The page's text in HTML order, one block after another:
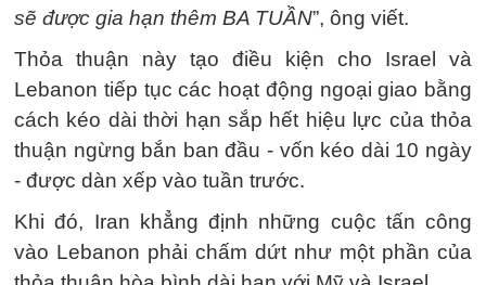
sẽ được gia hạn thêm BA TUẦN”, ông viết.
Thỏa thuận này tạo điều kiện cho Israel và
Lebanon tiếp tục các hoạt động ngoại giao bằng
cách kéo dài thời hạn sắp hết hiệu lực của thỏa
thuận ngừng bắn ban đầu - vốn kéo dài 10 ngày
- được dàn xếp vào tuần trước.
Khi đó, Iran khẳng định những cuộc tấn công
vào Lebanon phải chấm dứt như một phần của